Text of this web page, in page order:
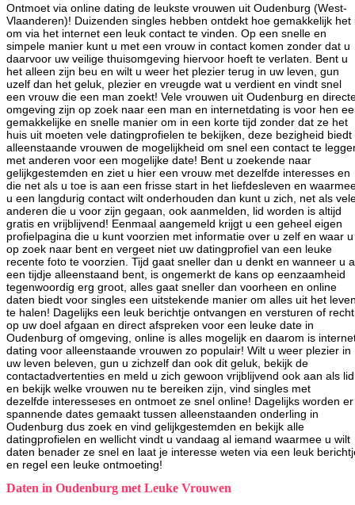
Ontmoet via online dating de leukste vrouwen uit Oudenburg (West-
Vlaanderen)! Duizenden singles hebben ontdekt hoe gemakkelijk het
om via het internet een leuk contact te vinden. Op een snelle en
simpele manier kunt u met een vrouw in contact komen zonder dat u
daarvoor uw veilige thuisomgeving hiervoor hoeft te verlaten. Bent u
het alleen zijn beu en wilt u weer het plezier terug in uw leven, gun
uzelf dan het geluk, plezier en vreugde wat u verdient en vindt snel
een vrouw die een man zoekt! Vele vrouwen uit Oudenburg en
omgeving zijn op zoek naar een man en internetdating is voor hen
gemakkelijke en snelle manier om in een korte tijd zonder dat ze het
huis uit moeten vele datingprofielen te bekijken, deze bezigheid biedt
alleenstaande vrouwen de mogelijkheid om snel een contact te
met anderen voor een mogelijke date! Bent u zoekende naar
gelijkgestemden en ziet u hier een vrouw met dezelfde interesses en
die net als u toe is aan een frisse start in het liefdesleven en
u een langdurig contact wilt onderhouden dan kunt u zich, net als
anderen die u voor zijn gegaan, ook aanmelden, lid worden is altijd
gratis en vrijblijvend! Eenmaal aangemeld krijgt u een geheel eigen
profielpagina die u kunt voorzien met informatie over u zelf en waar u
op zoek naar bent en vergeet niet uw datingprofiel van een leuke
recente foto te voorzien. Tijd gaat sneller dan u denkt en wanneer u
een tijdje alleenstaand bent, is ongemerkt de kans op eenzaamheid
tegenwoordig erg groot, alles gaat sneller dan voorheen en online
daten biedt voor singles een uitstekende manier om alles uit het
te halen! Dagelijks een leuk berichtje ontvangen en versturen of recht
op uw doel afgaan en direct afspreken voor een leuke date in
Oudenburg of omgeving, online is alles mogelijk en daarom is
dating voor alleenstaande vrouwen zo populair! Wilt u weer plezier in
uw leven beleven, gun u zichzelf dan ook dit geluk, bekijk de
contactadvertenties en meld u zich gewoon vrijblijvend ook aan als lid
en bekijk welke vrouwen nu te bereiken zijn, vind singles met
dezelfde interesseses en ontmoet ze snel online! Dagelijks worden er
spannende dates gemaakt tussen alleenstaanden onderling in
Oudenburg dus zoek en vind gelijkgestemden en bekijk alle
datingprofielen en wellicht vindt u vandaag al iemand waarmee u wilt
daten benader ze snel en laat je interesse weten via een leuk
en regel een leuke ontmoeting!
Daten in Oudenburg met Leuke Vrouwen